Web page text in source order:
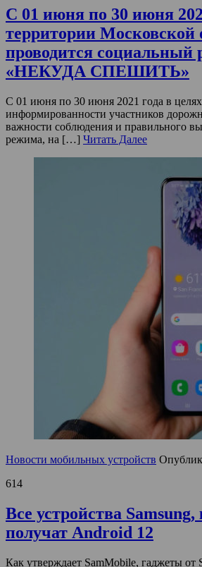
С 01 июня по 30 июня
территории Московской
проводится социальный
«НЕКУДА СПЕШИТЬ»
С 01 июня по 30 июня 2021 года в
информированности участников
важности соблюдения и правильного
режима, на […] Читать Далее
Новости мобильных устройств
614
Все устройства
получат Android 12
Как утверждает SamMobile, гаджеты от